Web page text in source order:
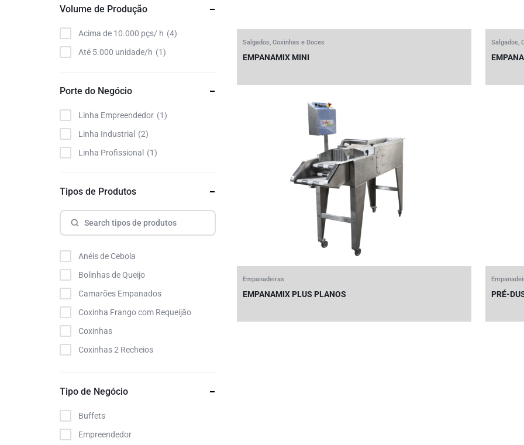
Salgados, Coxinhas e Doces
EMPANAMIX MINI
Salgados,
Empanadeiras
EMPANAMIX PLUS PLANOS PRÉ-
Volume de Produção
Acima de 10.000 pçs/ h
4
Até 5.000 unidade/h
1
Porte do Negócio
Linha Empreendedor
1
Linha Industrial
2
Linha Profissional
1
Tipos de Produtos
Anéis de Cebola
Bolinhas de Queijo
Camarões Empanados
Coxinha Frango com Requeijão
Coxinhas
Coxinhas 2 Recheios
Enrolado de Salsicha
Tipo de Negócio
Buffets
Empreendedor